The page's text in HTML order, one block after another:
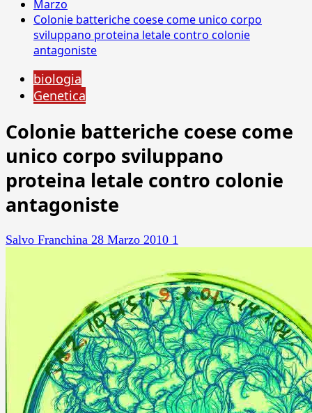
Marzo
Colonie batteriche coese come unico corpo
sviluppano proteina letale contro colonie
antagoniste
biologia
Genetica
Colonie batteriche coese come
unico corpo sviluppano
proteina letale contro colonie
antagoniste
Salvo Franchina 28 Marzo 2010 1